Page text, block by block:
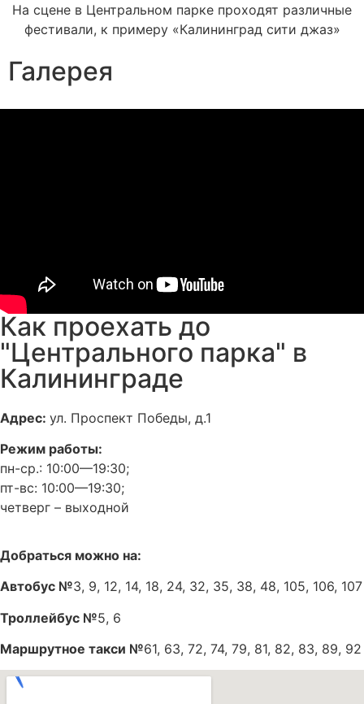
На сцене в Центральном парке проходят различные
фестивали, к примеру «Калининград сити джаз»
Галерея
Как проехать до
"Центрального парка" в
Калининграде
Адрес: ул. Проспект Победы, д.1
Режим работы:
пн-ср.: 10:00—19:30;
пт-вс: 10:00—19:30;
четверг – выходной
Добраться можно на:
Автобус №3, 9, 12, 14, 18, 24, 32, 35, 38, 48, 105, 106, 107
Троллейбус №5, 6
Маршрутное такси №61, 63, 72, 74, 79, 81, 82, 83, 89, 92